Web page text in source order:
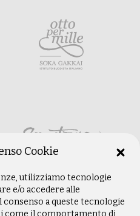
Cookie
utilizziamo tecnologie
e/o accedere alle
a queste tecnologie
come il comportamento di